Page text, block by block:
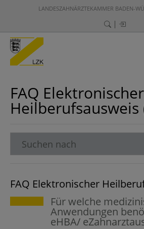
LANDESZAHNÄRZTEKAMMER BADEN-
FAQ Elektronischer
Heilberufsausweis
FAQ Elektronischer
Für welche
Anwendungen
eHBA/